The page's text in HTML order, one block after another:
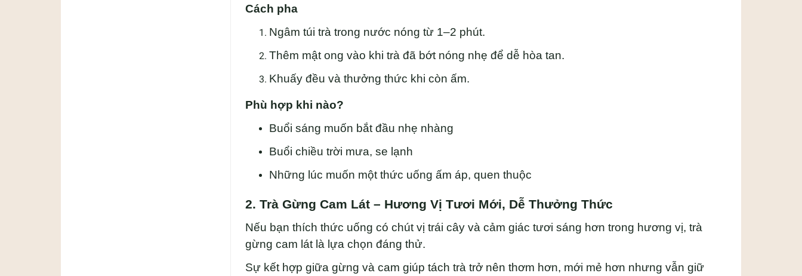
Cách pha
Ngâm túi trà trong nước nóng từ 1–2 phút.
Thêm mật ong vào khi trà đã bớt nóng nhẹ để dễ hòa tan.
Khuấy đều và thưởng thức khi còn ấm.
Phù hợp khi nào?
Buổi sáng muốn bắt đầu nhẹ nhàng
Buổi chiều trời mưa, se lạnh
Những lúc muốn một thức uống ấm áp, quen thuộc
2. Trà Gừng Cam Lát – Hương Vị Tươi Mới, Dễ Thưởng Thức
Nếu bạn thích thức uống có chút vị trái cây và cảm giác tươi sáng hơn trong hương vị, trà
gừng cam lát là lựa chọn đáng thử.
Sự kết hợp giữa gừng và cam giúp tách trà trở nên thơm hơn, mới mẻ hơn nhưng vẫn giữ